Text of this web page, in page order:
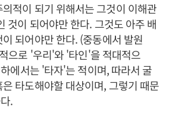
적이 되기 위해서는 그것이 이해관
것이 되어야만 한다. 그것도 아주 배
되어야만 한다. (중동에서 발원
으로 '우리'와 '타인'을 적대적으
에서는 '타자'는 적이며, 따라서 굴
타도해야할 대상이며, 그렇기 때문
.